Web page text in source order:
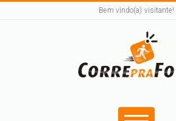
Bem vindo(a) visitante!